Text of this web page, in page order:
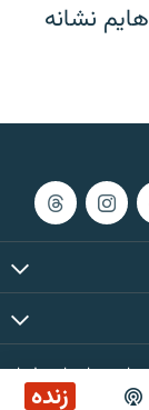
زنده
نشانه
برای رادیو فردا